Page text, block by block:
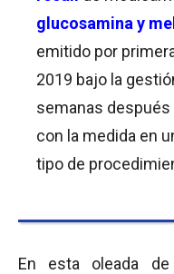
glucosamina y
emitido por
2019 bajo la
semanas
con la medida en
tipo de
En esta oleada de